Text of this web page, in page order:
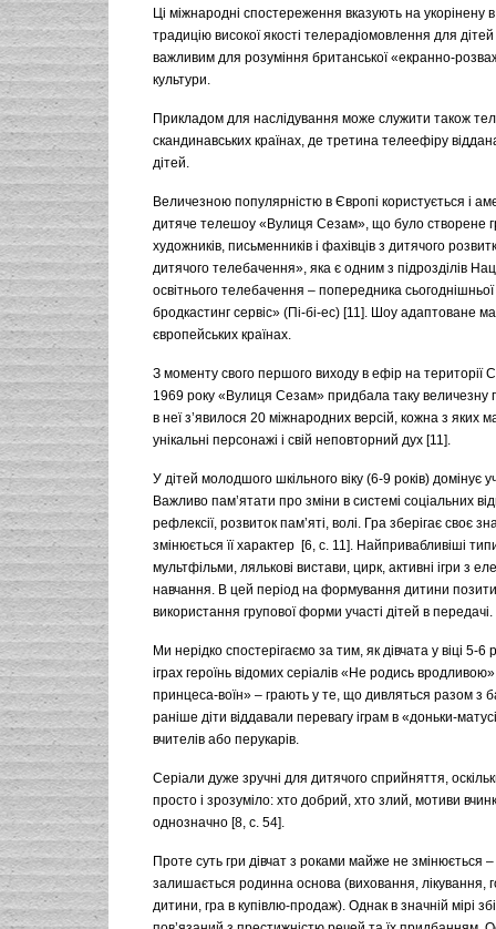
Ці міжнародні спостереження вказують на укорінену в
традицію високої якості телерадіомовлення для дітей
важливим для розуміння британської «екранно-
культури.
Прикладом для наслідування може служити також
скандинавських країнах, де третина телеефіру
дітей.
Величезною популярністю в Європі користується і
дитяче телешоу «Вулиця Сезам», що було створене
художників, письменників і фахівців з дитячого
дитячого телебачення», яка є одним з підрозділів
освітнього телебачення – попередника
бродкастинг сервіс» (Пі-бі-ес) [11]. Шоу адаптоване
європейських країнах.
З моменту свого першого виходу в ефір на території
1969 року «Вулиця Сезам» придбала таку величезну
в неї з’явилося 20 міжнародних версій, кожна з яких
унікальні персонажі і свій неповторний дух [11].
У дітей молодшого шкільного віку (6-9 років) домінує
Важливо пам’ятати про зміни в системі соціальних
рефлексії, розвиток пам’яті, волі. Гра зберігає своє
змінюється її характер [6, с. 11]. Найпривабливіші
мультфільми, лялькові вистави, цирк, активні ігри з
навчання. В цей період на формування дитини
використання групової форми участі дітей в передачі.
Ми нерідко спостерігаємо за тим, як дівчата у віці 5-6
іграх героїнь відомих серіалів «Не родись
принцеса-воїн» – грають у те, що дивляться разом з
раніше діти віддавали перевагу іграм в «доньки-
вчителів або перукарів.
Серіали дуже зручні для дитячого сприйняття,
просто і зрозуміло: хто добрий, хто злий, мотиви
однозначно [8, с. 54].
Проте суть гри дівчат з роками майже не змінюється
залишається родинна основа (виховання, лікування,
дитини, гра в купівлю-продаж). Однак в значній мірі